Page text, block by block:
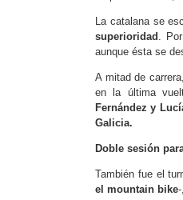
La catalana se
superioridad .
aunque ésta se
A mitad de
en la última
Fernández y
Galicia.
Doble sesión
También fue el
el mountain bike